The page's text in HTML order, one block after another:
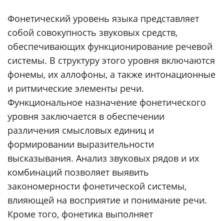
Фонетический уровень языка представляет
собой совокупность звуковых средств,
обеспечивающих функционирование речевой
системы. В структуру этого уровня включаются
фонемы, их аллофоны, а также интонационные
и ритмические элементы речи.
Функциональное назначение фонетического
уровня заключается в обеспечении
различения смысловых единиц и
формировании выразительности
высказывания. Анализ звуковых рядов и их
комбинаций позволяет выявить
закономерности фонетической системы,
влияющей на восприятие и понимание речи.
Кроме того, фонетика выполняет